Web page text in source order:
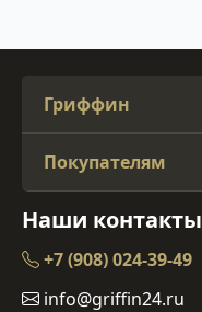
Гриффин
Покупателям
Наши контакты
+7 (908) 024-39-49
info@griffin24.ru